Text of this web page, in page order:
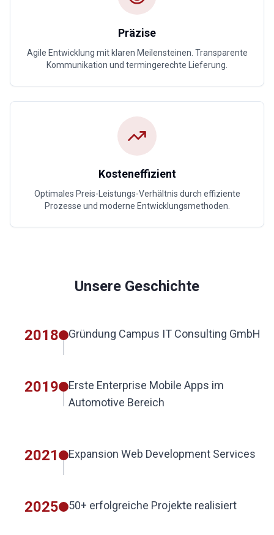
Präzise
Agile Entwicklung mit klaren Meilensteinen. Transparente
Kommunikation und termingerechte Lieferung.
Kosteneffizient
Optimales Preis-Leistungs-Verhältnis durch effiziente
Prozesse und moderne Entwicklungsmethoden.
Unsere Geschichte
2018 Gründung Campus IT Consulting GmbH
2019
Erste Enterprise Mobile Apps im
Automotive Bereich
2021 Expansion Web Development Services
2025 50+ erfolgreiche Projekte realisiert